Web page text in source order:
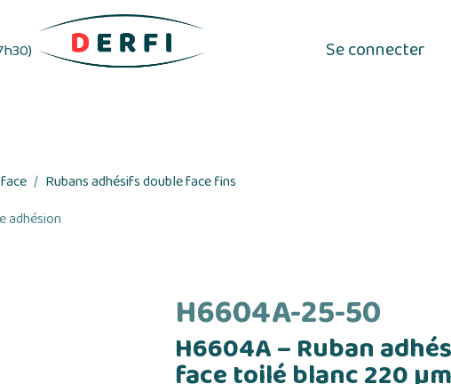
Se connecter
Rubans adhésifs double face fins
adhésion
H6604A-25-50
H6604A – Ruban